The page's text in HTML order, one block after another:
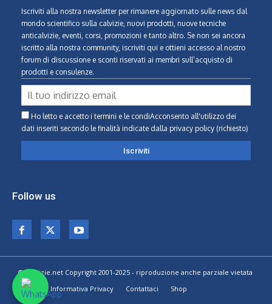
Iscriviti alla nostra newsletter per rimanere aggiornato sulle news dal
mondo scientifico sulla calvizie, nuovi prodotti, nuove tecniche
anticalvizie, eventi, corsi, promozioni e tanto altro. Se non sei ancora
iscritto alla nostra community, iscriviti qui e ottieni accesso al nostro
forum di discussione e sconti riservati ai membri sull’acquisto di
prodotti e consulenze.
Ho letto e accetto i termini e le condiAcconsento all'utilizzo dei
dati inseriti secondo le finalità indicate dalla privacy policy (richiesto)
Follow us
© Calvizie.net Copyright 2001-2025 - riproduzione anche parziale vietata
Home
Informativa Privacy Contattaci Shop